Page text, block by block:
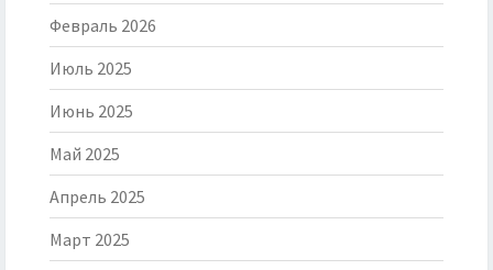
Февраль 2026
Июль 2025
Июнь 2025
Май 2025
Апрель 2025
Март 2025